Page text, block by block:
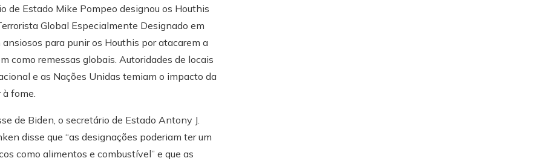
de Estado Mike Pompeo designou os Houthis
Global Especialmente Designado em
para punir os Houthis por atacarem a
como remessas globais. Autoridades de locais
e as Nações Unidas temiam o impacto da
fome.
de Biden, o secretário de Estado Antony J.
disse que “as designações poderiam ter um
como alimentos e combustível” e que as